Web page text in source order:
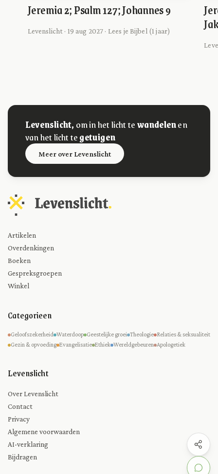
Jeremia 2; Psalm 127; Johannes 9
Levenslicht · 19 aug 2027 · Lees je Bijbel (1 jaar)
Levenslicht, om in het licht tewandelenen
van het licht tegetuigen
Meer over Levenslicht
Artikelen
Overdenkingen
Boeken
Gespreksgroepen
Winkel
Categorieen
Geloofszekerheid Waterdoop Geestelijke groei Theologie Relaties & seksualiteit
Gezin & opvoeding Evangelisatie Ethiek Wereldgebeuren Apologetiek
Levenslicht
Over Levenslicht
Contact
Privacy
Algemene voorwaarden
AI-verklaring
Bijdragen